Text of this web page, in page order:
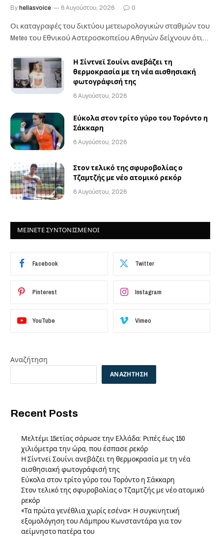
By hellasvoice 6 Αυγούστου, 2026 0
Οι καταγραφές του δικτύου μετεωρολογικών σταθμών του
Meteo του Εθνικού Αστεροσκοπείου Αθηνών δείχνουν ότι
Η Σίντνεϊ Σουίνι ανεβάζει τη
θερμοκρασία με τη νέα αισθησιακή
φωτογράφισή της
6 Αυγούστου, 2026
Εύκολα στον τρίτο γύρο του Τορόντο η
Σάκκαρη
6 Αυγούστου, 2026
Στον τελικό της σφυροβολίας ο
Τζαμτζής με νέο ατομικό ρεκόρ
6 Αυγούστου, 2026
ΜΕΙΝΕΤΕ ΣΥΝΤΟΝΙΣΜΕΝΟΙ
Facebook Twitter
Pinterest Instagram
YouTube Vimeo
Αναζήτηση
ΑΝΑΖΉΤΗΣΗ
Recent Posts
Μελτέμι 15ετίας σάρωσε την Ελλάδα: Ριπές έως 150
χιλιόμετρα την ώρα, που έσπασε ρεκόρ
Η Σίντνεϊ Σουίνι ανεβάζει τη θερμοκρασία με τη νέα
αισθησιακή φωτογράφισή της
Εύκολα στον τρίτο γύρο του Τορόντο η Σάκκαρη
Στον τελικό της σφυροβολίας ο Τζαμτζής με νέο ατομικό
ρεκόρ
«Τα πρώτα γενέθλια χωρίς εσένα»: Η συγκινητική
εξομολόγηση του Λάμπρου Κωνσταντάρα για τον
αείμνηστο πατέρα του